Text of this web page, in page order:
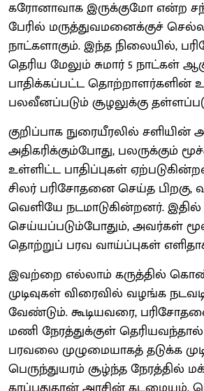
கரோனாவாக இருக்குமோ என்ற
பேரில் மருத்துவமனைக்குச்
நாட்களாகும். இந்த நிலையில்,
தெரிய மேலும் சுமார் 5 நாட்கள்
பாதிக்கப்பட்ட தொற்றாளர்களின்
பலவீனப்படும் சூழலுக்கு
குறிப்பாக நுரையீரலில் சளியின்
அதிகரிக்கும்போது, பலருக்கும்
உள்ளிட்ட பாதிப்புகள்
சிலர் பரிசோதனை செய்த
வெளியே நடமாடுகின்றனர். இதில்
செய்யப்படும்போதும், அவர்கள்
தொற்றுப் பரவ வாய்ப்புகள்
இவற்றை எல்லாம் கருத்தில்
முடிவுகள் விரைவில் வழங்க
வேண்டும். கூடியவரை, பரிசோதனை
மணி நேரத்துக்குள்
பரவலை முழுமையாகத் தடுக்க
பெருந்துயரம் சூழ்ந்த நேரத்தில்